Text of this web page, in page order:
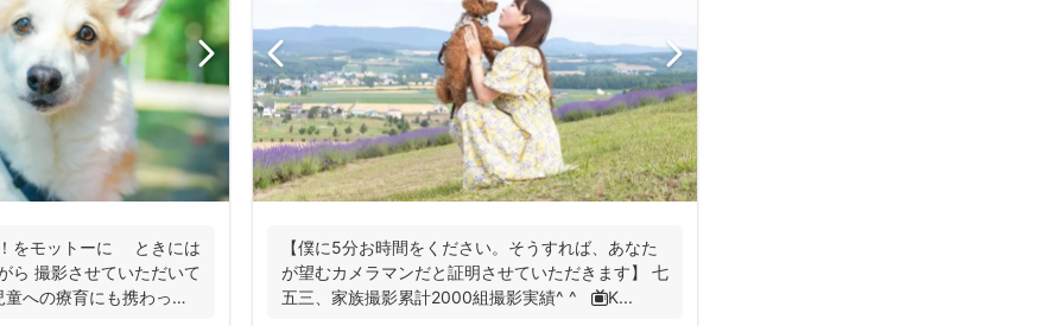
をモットーに ときには
ら 撮影させていただいて
への療育にも携わって
【僕に5分お時間をください。そうすれば、あなた
が望むカメラマンだと証明させていただきます】 七
五三、家族撮影累計2000組撮影実績^ ^ 📺K...
撮影基本料
全ジャンル共通